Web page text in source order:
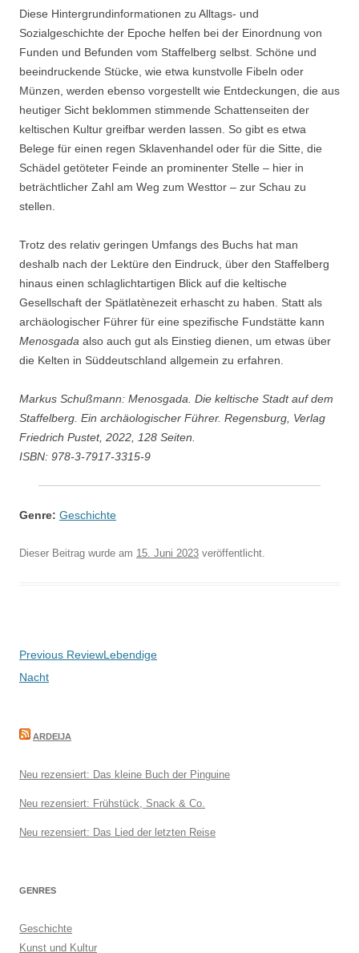
Diese Hintergrundinformationen zu Alltags- und
Sozialgeschichte der Epoche helfen bei der Einordnung von
Funden und Befunden vom Staffelberg selbst. Schöne und
beeindruckende Stücke, wie etwa kunstvolle Fibeln oder
Münzen, werden ebenso vorgestellt wie Entdeckungen, die aus
heutiger Sicht beklommen stimmende Schattenseiten der
keltischen Kultur greifbar werden lassen. So gibt es etwa
Belege für einen regen Sklavenhandel oder für die Sitte, die
Schädel getöteter Feinde an prominenter Stelle – hier in
beträchtlicher Zahl am Weg zum Westtor – zur Schau zu
stellen.
Trotz des relativ geringen Umfangs des Buchs hat man
deshalb nach der Lektüre den Eindruck, über den Staffelberg
hinaus einen schlaglichtartigen Blick auf die keltische
Gesellschaft der Spätlatènezeit erhascht zu haben. Statt als
archäologischer Führer für eine spezifische Fundstätte kann
Menosgada also auch gut als Einstieg dienen, um etwas über
die Kelten in Süddeutschland allgemein zu erfahren.
Markus Schußmann: Menosgada. Die keltische Stadt auf dem
Staffelberg. Ein archäologischer Führer. Regensburg, Verlag
Friedrich Pustet, 2022, 128 Seiten.
ISBN: 978-3-7917-3315-9
Genre: Geschichte
Dieser Beitrag wurde am 15. Juni 2023 veröffentlicht.
Beitragsnavigation
Previous ReviewLebendige
Nacht
ARDEIJA
Neu rezensiert: Das kleine Buch der Pinguine
Neu rezensiert: Frühstück, Snack & Co.
Neu rezensiert: Das Lied der letzten Reise
GENRES
Geschichte
Kunst und Kultur